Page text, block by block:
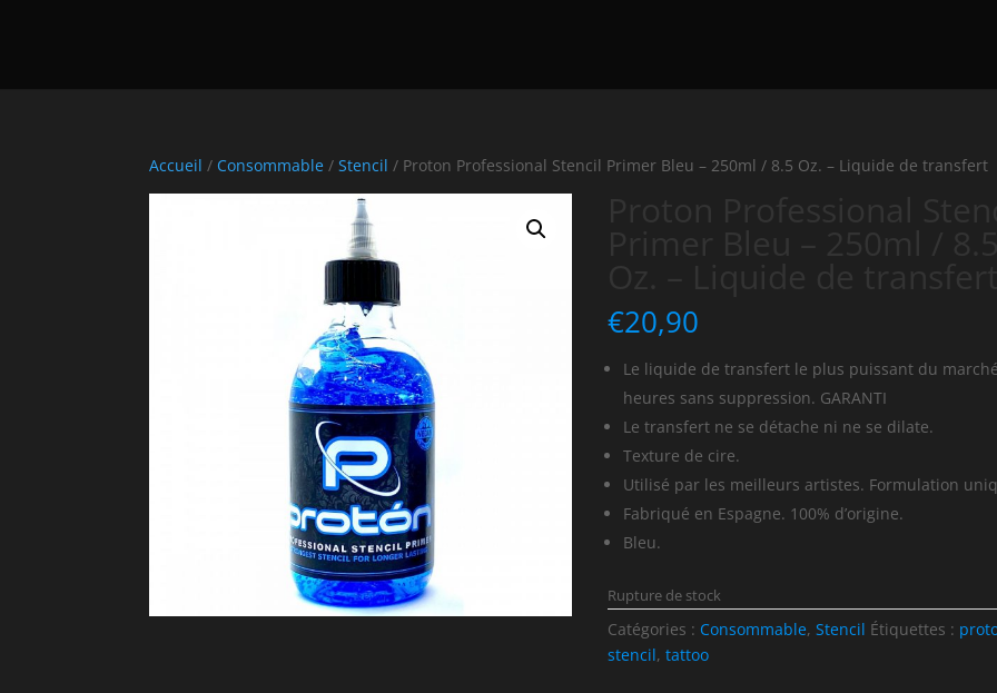
Accueil / Consommable /Stencil / Proton Professional Stencil Primer Bleu – 250ml / 8.5 Oz. – Liquide de transfert
€20,90
Le liquide de transfert le plus puissant du
heures sans suppression. GARANTI
Le transfert ne se détache ni ne se dilate.
Texture de cire.
Utilisé par les meilleurs artistes. Formulation
Fabriqué en Espagne. 100% d’origine.
Bleu.
Rupture de stock
Catégories : Consommable,Stencil Étiquettes :
stencil,tattoo